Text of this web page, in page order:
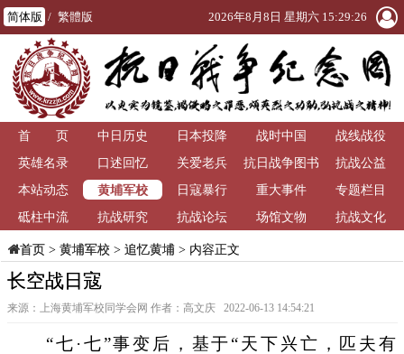
简体版 / 繁體版 2026年8月8日 星期六 15:29:26
首 页 中日历史 日本投降 战时中国
战线战役
英雄名录
口述回忆 关爱老兵
抗日战争图书
馆
抗战公益
本站动态
黄埔军校 日寇暴行 重大事件
专题栏目
砥柱中流
抗战研究 抗战论坛 场馆文物 抗战文化
首页> 黄埔军校> 追忆黄埔> 内容正文
长空战日寇
来源：上海黄埔军校同学会网 作者：高文庆 2022-06-13 14:54:21
“七·七”事变后，基于“天下兴亡，匹夫有